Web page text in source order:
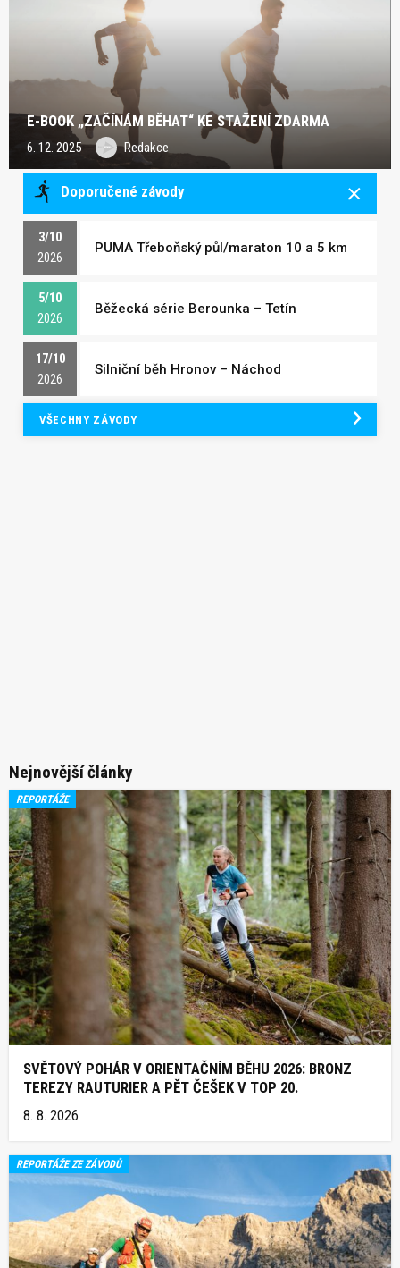
E-BOOK „ZAČÍNÁM BĚHAT“ KE STAŽENÍ ZDARMA
6. 12. 2025 Redakce
Doporučené závody
3/10
2026
PUMA Třeboňský půl/maraton 10 a 5 km
5/10
2026
Běžecká série Berounka – Tetín
17/10
2026
Silniční běh Hronov – Náchod
VŠECHNY ZÁVODY
Nejnovější články
REPORTÁŽE
SVĚTOVÝ POHÁR V ORIENTAČNÍM BĚHU 2026: BRONZ
TEREZY RAUTURIER A PĚT ČEŠEK V TOP 20.
8. 8. 2026
REPORTÁŽE ZE ZÁVODŮ